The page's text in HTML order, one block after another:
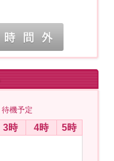
待機予定
3時 4時 5時